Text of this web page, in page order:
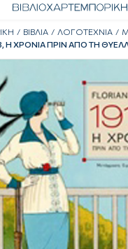
ΒΙΒΛΙΑ ΛΟΓΟΤΕΧΝΙΑ
Η ΧΡΟΝΙΑ ΠΡΙΝ ΑΠΟ ΤΗ